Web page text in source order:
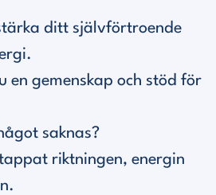
tärka ditt självförtroende
en gemenskap och stöd för
saknas?
riktningen, energin